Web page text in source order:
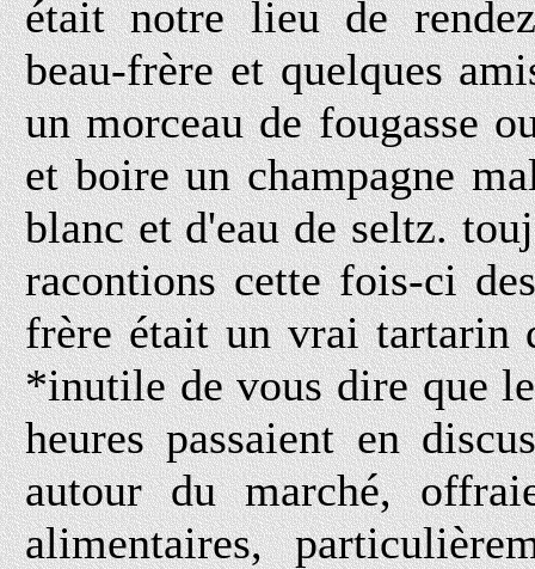
était notre lieu de
beau-frère et quelques
un morceau de fougasse
et boire un champagne
blanc et d'eau de seltz.
racontions cette fois-ci
frère était un vrai tartarin
*inutile de vous dire que
heures passaient en
autour du marché,
alimentaires,